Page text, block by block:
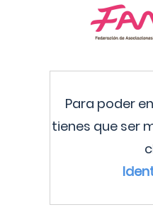
Para poder
tienes que ser